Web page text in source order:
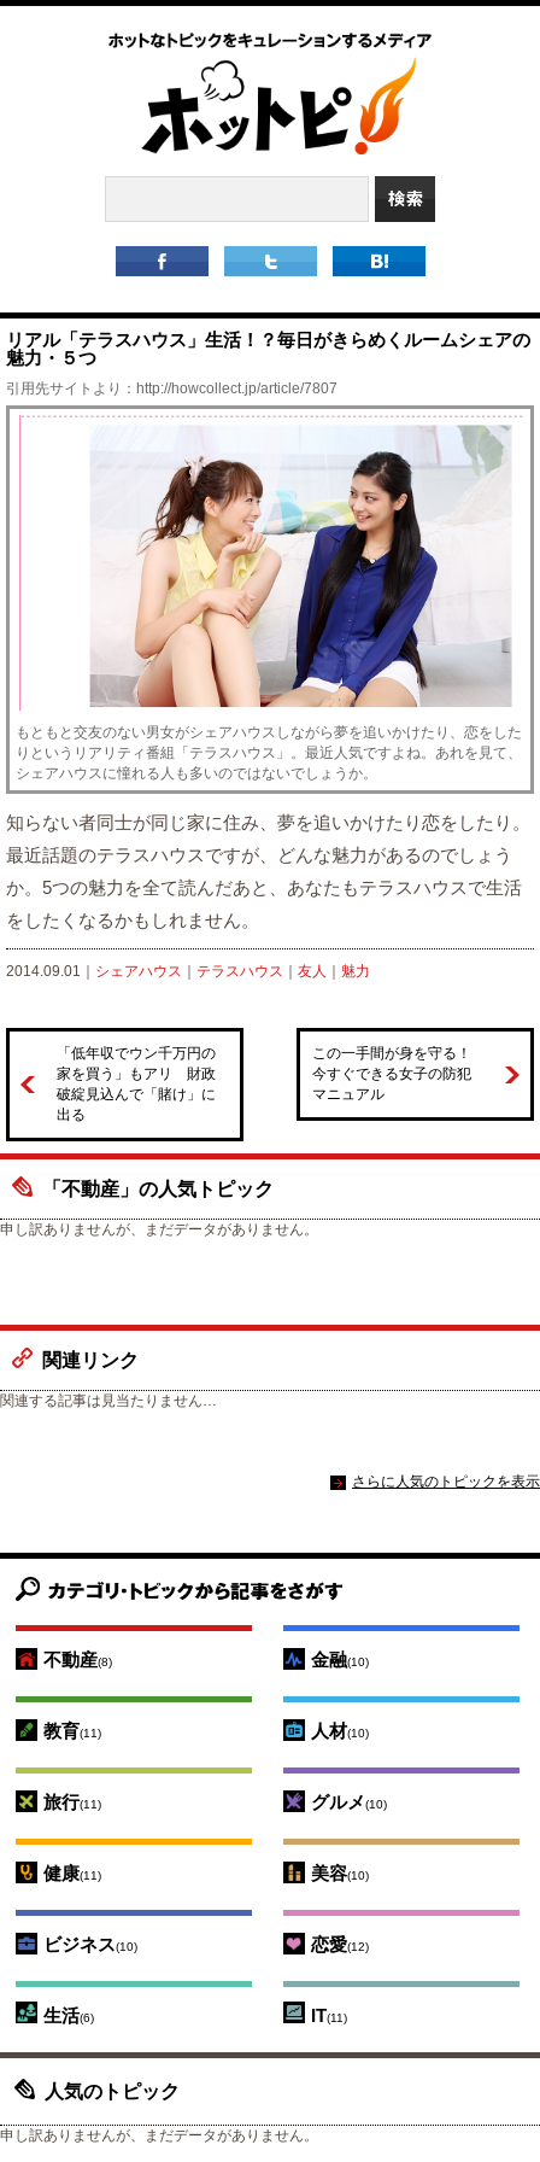
リアル「テラスハウス」生活！？毎日がきらめくルームシェアの
魅力・５つ
引用先サイトより： http://howcollect.jp/article/7807
もともと交友のない男女がシェアハウスしながら夢を追いかけたり、恋をした
りというリアリティ番組「テラスハウス」。最近人気ですよね。あれを見て、
シェアハウスに憧れる人も多いのではないでしょうか。
知らない者同士が同じ家に住み、夢を追いかけたり恋をしたり。
最近話題のテラスハウスですが、どんな魅力があるのでしょう
か。5つの魅力を全て読んだあと、あなたもテラスハウスで生活
をしたくなるかもしれません。
2014.09.01｜ シェアハウス ｜ テラスハウス ｜ 友人 ｜ 魅力
「低年収でウン千万円の
家を買う」もアリ 財政
破綻見込んで「賭け」に
出る
この一手間が身を守る！
今すぐできる女子の防犯
マニュアル
「不動産」の人気トピック
申し訳ありませんが、まだデータがありません。
関連リンク
関連する記事は見当たりません…
さらに人気のトピックを表示
不動産(8) 金融(10)
教育(11) 人材(10)
旅行(11) グルメ(10)
健康(11) 美容(10)
ビジネス(10) 恋愛(12)
生活(6) IT(11)
人気のトピック
申し訳ありませんが、まだデータがありません。